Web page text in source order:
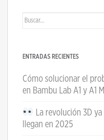
Buscar:
ENTRADAS RECIENTES
Cómo solucionar el
en Bambu Lab A1 y A1
La revolución 3D
llegan en 2025